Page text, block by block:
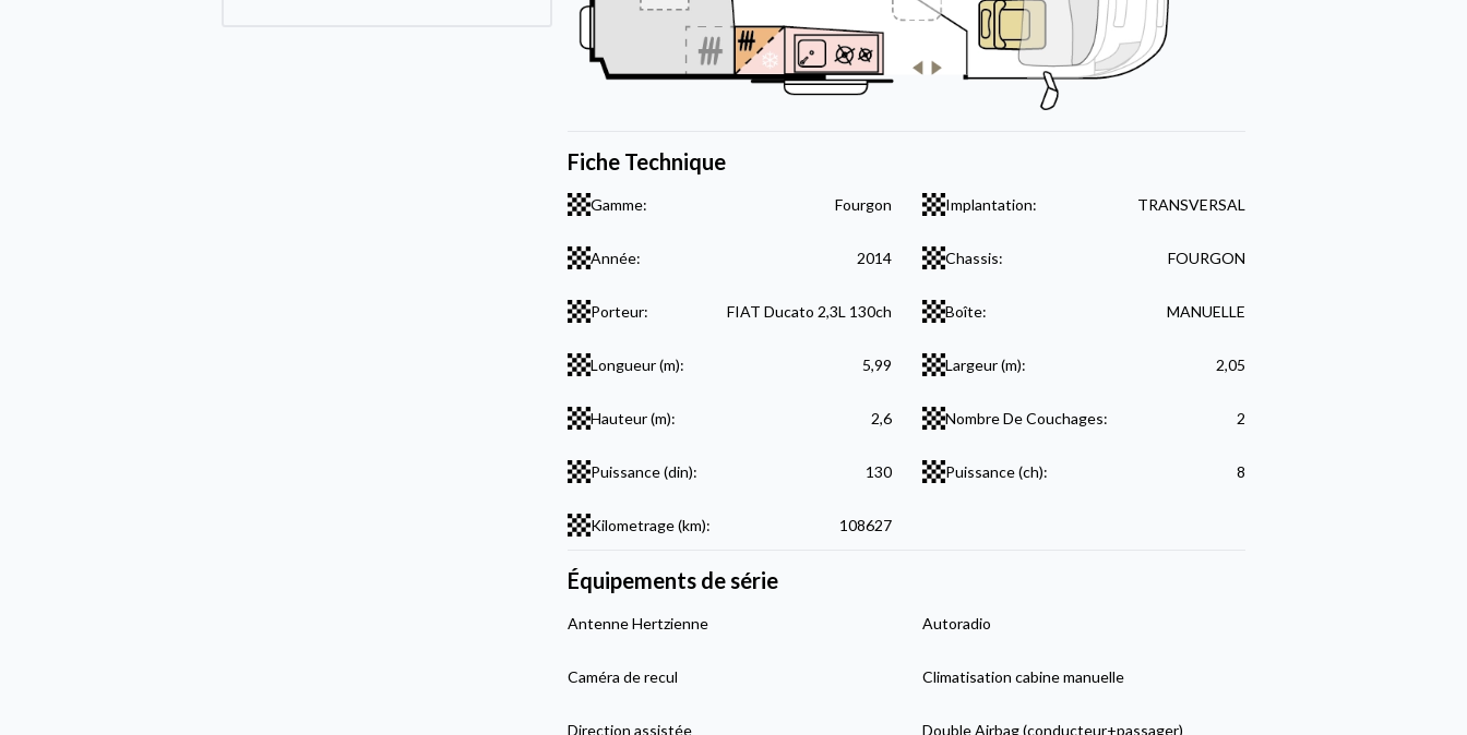
Fiche Technique
Gamme: Fourgon Implantation: TRANSVERSAL
Année: 2014 Chassis: FOURGON
Porteur: FIAT Ducato 2,3L 130ch Boîte: MANUELLE
Longueur (m): 5,99 Largeur (m): 2,05
Hauteur (m): 2,6 Nombre De Couchages: 2
Puissance (din): 130 Puissance (ch): 8
Kilometrage (km): 108627
Équipements de série
Antenne Hertzienne Autoradio
Caméra de recul Climatisation cabine manuelle
Direction assistée Double Airbag (conducteur+passager)